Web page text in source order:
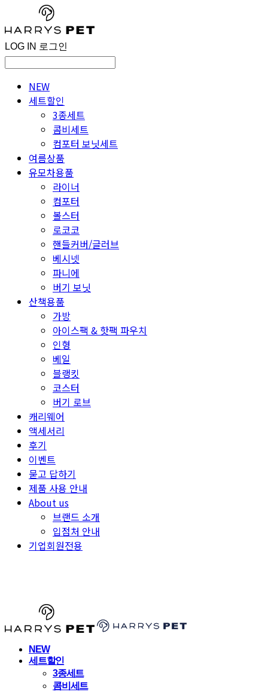
LOG IN 로그인
NEW
세트할인
3종세트
콤비세트
컴포터 보닛세트
여름상품
유모차용품
라이너
컴포터
볼스터
로코코
핸들커버/글러브
베시넷
파니에
버기 보닛
산책용품
가방
아이스팩 & 핫팩 파우치
인형
베일
블랭킷
코스터
버기 로브
캐리웨어
액세서리
후기
이벤트
묻고 답하기
제품 사용 안내
About us
브랜드 소개
입점처 안내
기업회원전용
NEW
세트할인
3종세트
콤비세트